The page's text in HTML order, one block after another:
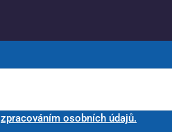
zpracováním osobních údajů.